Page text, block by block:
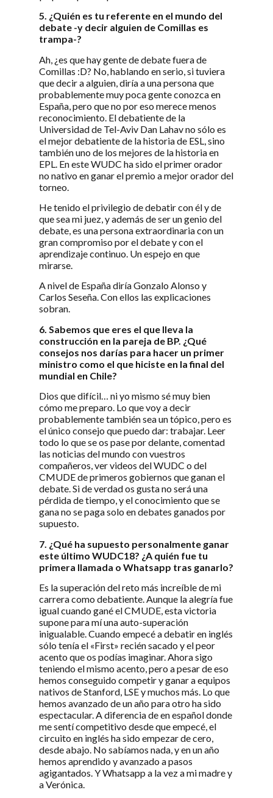
5. ¿Quién es tu referente en el mundo del
debate -y decir alguien de Comillas es
trampa-?
Ah, ¿es que hay gente de debate fuera de
Comillas :D? No, hablando en serio, si tuviera
que decir a alguien, diría a una persona que
probablemente muy poca gente conozca en
España, pero que no por eso merece menos
reconocimiento. El debatiente de la
Universidad de Tel-Aviv Dan Lahav no sólo es
el mejor debatiente de la historia de ESL, sino
también uno de los mejores de la historia en
EPL. En este WUDC ha sido el primer orador
no nativo en ganar el premio a mejor orador del
torneo.
He tenido el privilegio de debatir con él y de
que sea mi juez, y además de ser un genio del
debate, es una persona extraordinaria con un
gran compromiso por el debate y con el
aprendizaje continuo. Un espejo en que
mirarse.
A nivel de España diría Gonzalo Alonso y
Carlos Seseña. Con ellos las explicaciones
sobran.
6. Sabemos que eres el que lleva la
construcción en la pareja de BP. ¿Qué
consejos nos darías para hacer un primer
ministro como el que hiciste en la final del
mundial en Chile?
Dios que difícil… ni yo mismo sé muy bien
cómo me preparo. Lo que voy a decir
probablemente también sea un tópico, pero es
el único consejo que puedo dar: trabajar. Leer
todo lo que se os pase por delante, comentad
las noticias del mundo con vuestros
compañeros, ver videos del WUDC o del
CMUDE de primeros gobiernos que ganan el
debate. Si de verdad os gusta no será una
pérdida de tiempo, y el conocimiento que se
gana no se paga solo en debates ganados por
supuesto.
7. ¿Qué ha supuesto personalmente ganar
este último WUDC18? ¿A quién fue tu
primera llamada o Whatsapp tras ganarlo?
Es la superación del reto más increíble de mi
carrera como debatiente. Aunque la alegría fue
igual cuando gané el CMUDE, esta victoria
supone para mí una auto-superación
inigualable. Cuando empecé a debatir en inglés
sólo tenía el «First» recién sacado y el peor
acento que os podías imaginar. Ahora sigo
teniendo el mismo acento, pero a pesar de eso
hemos conseguido competir y ganar a equipos
nativos de Stanford, LSE y muchos más. Lo que
hemos avanzado de un año para otro ha sido
espectacular. A diferencia de en español donde
me sentí competitivo desde que empecé, el
circuito en inglés ha sido empezar de cero,
desde abajo. No sabíamos nada, y en un año
hemos aprendido y avanzado a pasos
agigantados. Y Whatsapp a la vez a mi madre y
a Verónica.